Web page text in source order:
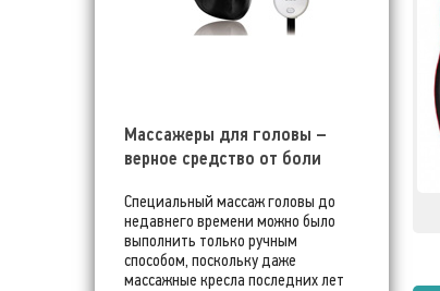
Массажеры для головы –
верное средство от боли
Специальный массаж головы до
недавнего времени можно было
выполнить только ручным
способом, поскольку даже
массажные кресла последних лет